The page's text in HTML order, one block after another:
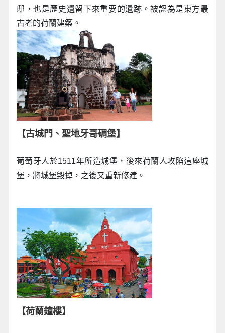
邸，也是歷史遺留下來重要的遺跡。被認為是東方最
古老的荷蘭建築。
【古城門、聖地牙哥碉堡】
葡萄牙人於1511年所造城堡，後來荷蘭人攻陷這座城
堡，將城堡毀掉，之後又重新修建。
【荷蘭鐘樓】